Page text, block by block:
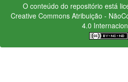
O conteúdo do repositório está
Creative CommonsAtribuição -
4.0